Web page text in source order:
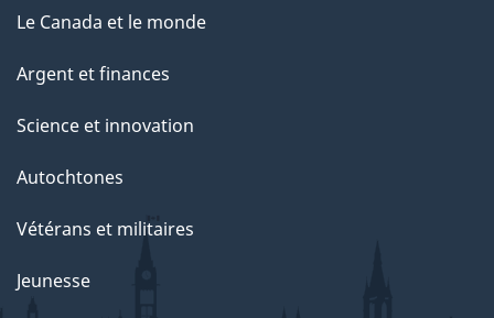
Le Canada et le monde
Argent et finances
Science et innovation
Autochtones
Vétérans et militaires
Jeunesse